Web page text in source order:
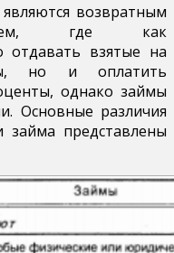
возвратным
где как
отдавать взятые на
но и оплатить
однако займы
Основные различия
представлены